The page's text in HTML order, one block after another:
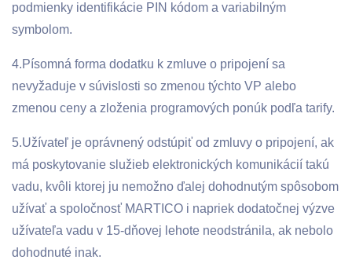
podmienky identifikácie PIN kódom a variabilným
symbolom.
4.Písomná forma dodatku k zmluve o pripojení sa
nevyžaduje v súvislosti so zmenou týchto VP alebo
zmenou ceny a zloženia programových ponúk podľa tarify.
5.Užívateľ je oprávnený odstúpiť od zmluvy o pripojení, ak
má poskytovanie služieb elektronických komunikácií takú
vadu, kvôli ktorej ju nemožno ďalej dohodnutým spôsobom
užívať a spoločnosť MARTICO i napriek dodatočnej výzve
užívateľa vadu v 15-dňovej lehote neodstránila, ak nebolo
dohodnuté inak.